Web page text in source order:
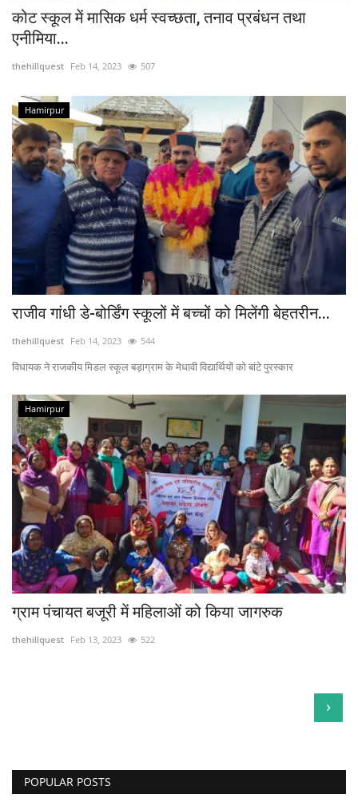
कोट स्कूल में मासिक धर्म स्वच्छता, तनाव प्रबंधन तथा
एनीमिया...
thehillquest Feb 14, 2023 507
Hamirpur
राजीव गांधी डे-बोर्डिंग स्कूलों में बच्चों को मिलेंगी बेहतरीन...
thehillquest Feb 14, 2023 544
विधायक ने राजकीय मिडल स्कूल बड़ाग्राम के मेधावी विद्यार्थियों को बांटे पुरस्कार
Hamirpur
ग्राम पंचायत बजूरी में महिलाओं को किया जागरुक
thehillquest Feb 13, 2023 522
›
POPULAR POSTS